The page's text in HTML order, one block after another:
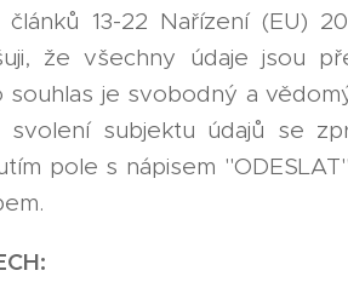
13-22 Nařízení (EU)
že všechny údaje jsou
je svobodný a
subjektu údajů se
pole s nápisem